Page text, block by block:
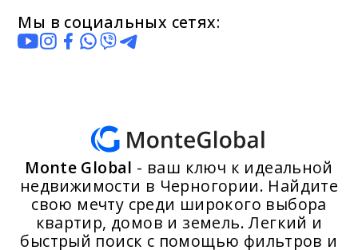
Мы в социальных сетях:
Monte Global - ваш ключ к идеальной
недвижимости в Черногории. Найдите
свою мечту среди широкого выбора
квартир, домов и земель. Легкий и
быстрый поиск с помощью фильтров и